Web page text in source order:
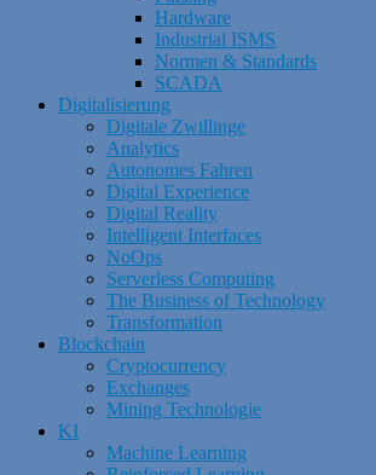
Hardware
Industrial ISMS
Normen & Standards
SCADA
Digitalisierung
Digitale Zwillinge
Analytics
Autonomes Fahren
Digital Experience
Digital Reality
Intelligent Interfaces
NoOps
Serverless Computing
The Business of Technology
Transformation
Blockchain
Cryptocurrency
Exchanges
Mining Technologie
KI
Machine Learning